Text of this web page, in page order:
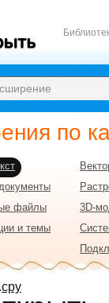
cpy
по
файлы
3D-
и темы